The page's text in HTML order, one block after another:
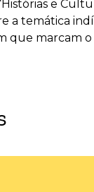
e
a temática
que marcam